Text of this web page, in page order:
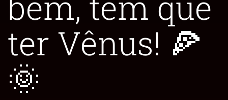
ter Vênus! 🍕
🌞